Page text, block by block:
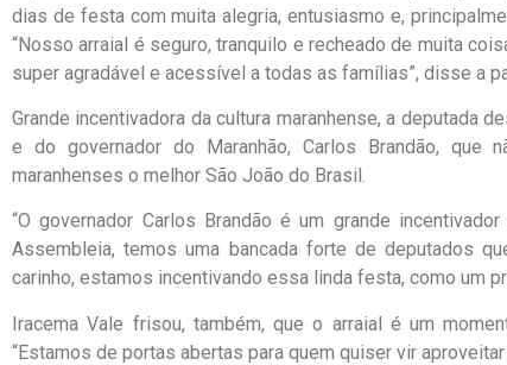
dias de festa com muita alegria, entusiasmo e,
“Nosso arraial é seguro, tranquilo e recheado de muita
super agradável e acessível a todas as famílias”, disse a
Grande incentivadora da cultura maranhense, a deputada
e do governador do Maranhão, Carlos Brandão, que
maranhenses o melhor São João do Brasil.
“O governador Carlos Brandão é um grande
Assembleia, temos uma bancada forte de deputados
carinho, estamos incentivando essa linda festa, como um
Iracema Vale frisou, também, que o arraial é um
“Estamos de portas abertas para quem quiser vir